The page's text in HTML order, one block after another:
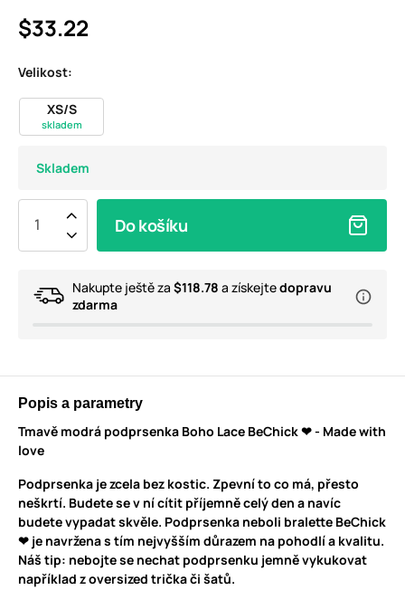
$33.22
Velikost:
XS/S
skladem
Skladem
Do košíku
Nakupte ještě za $118.78 a získejtedopravu
zdarma
Popis a parametry
Tmavě modrá podprsenka Boho Lace BeChick ❤ - Made with
love
Podprsenka je zcela bez kostic. Zpevní to co má, přesto
neškrtí. Budete se v ní cítit příjemně celý den a navíc
budete vypadat skvěle. Podprsenka neboli bralette BeChick
❤ je navržena s tím nejvyšším důrazem na pohodlí a kvalitu.
Náš tip: nebojte se nechat podprsenku jemně vykukovat
například z oversized trička či šatů.